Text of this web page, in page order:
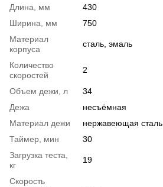
Длина, мм
430
Ширина, мм
750
Материал
корпуса
сталь, эмаль
Количество
скоростей
2
Объем дежи, л
34
Дежа
несъёмная
Материал дежи
нержавеющая сталь
Таймер, мин
30
Загрузка теста,
кг
19
Скорость